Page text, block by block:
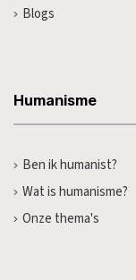
Blogs
Humanisme
Ben ik humanist?
Wat is humanisme?
Onze thema's